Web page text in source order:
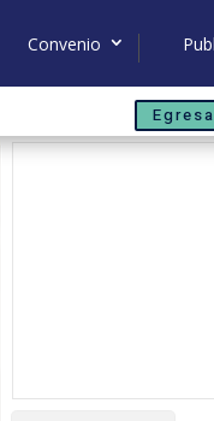
Convenio